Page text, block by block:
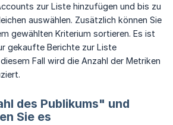
zur Liste hinzufügen und bis zu
auswählen. Zusätzlich können Sie
gewählten Kriterium sortieren. Es ist
gekaufte Berichte zur Liste
Fall wird die Anzahl der Metriken
des Publikums" und
Sie es